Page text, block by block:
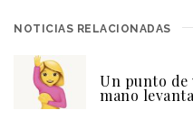
NOTICIAS RELACIONADAS
Un punto de
mano